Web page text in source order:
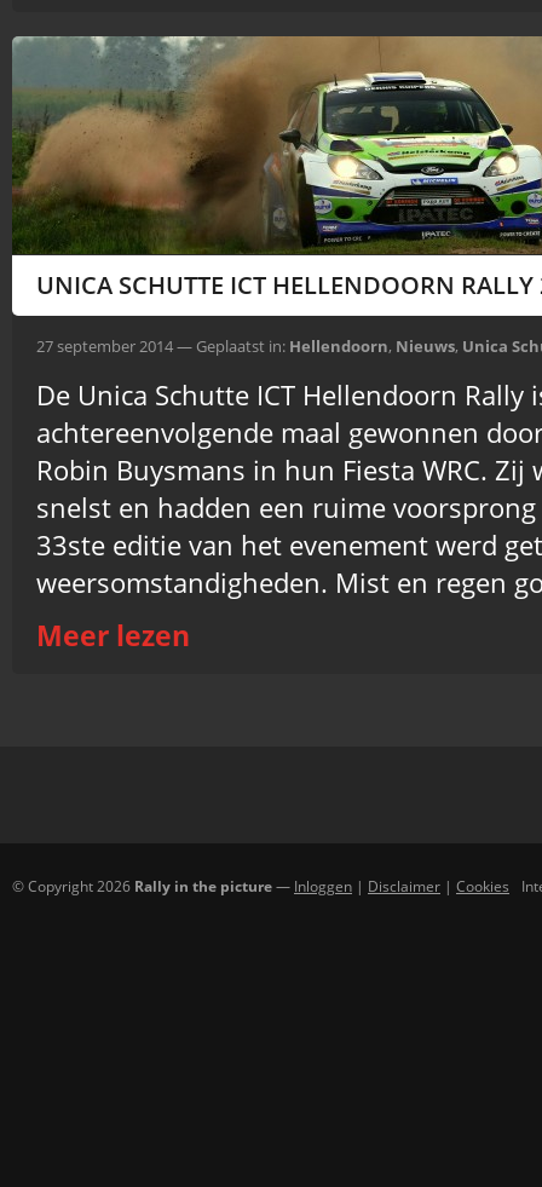
UNICA SCHUTTE ICT HELLENDOORN RALLY
27 september 2014 — Geplaatst in: Hellendoorn, Nieuws, Unica
De Unica Schutte ICT Hellendoorn Rally
achtereenvolgende maal gewonnen
Robin Buysmans in hun Fiesta WRC.
snelst en hadden een ruime
33ste editie van het evenement werd
weersomstandigheden. Mist en regen
Meer lezen
© Copyright 2026 Rally in the picture— Inloggen | Disclaimer | Cookies